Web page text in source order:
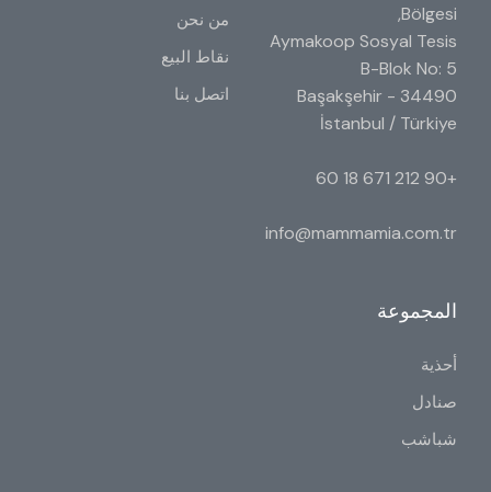
Bölgesi,
Aymakoop Sosyal Tesis
B-Blok No: 5
34490 Başakşehir -
İstanbul / Türkiye
+90 212 671 18 60
info@mammamia.com.tr
من نحن
نقاط البيع
اتصل بنا
المجموعة
أحذية
صنادل
شباشب